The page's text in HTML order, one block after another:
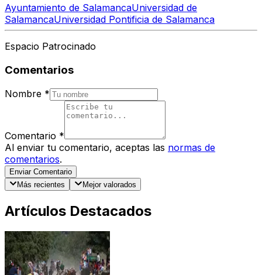
Ayuntamiento de SalamancaUniversidad de
SalamancaUniversidad Pontificia de Salamanca
Espacio Patrocinado
Comentarios
Nombre *
Comentario *
Al enviar tu comentario, aceptas las normas de
comentarios.
Enviar Comentario
Más recientes
Mejor valorados
Artículos Destacados